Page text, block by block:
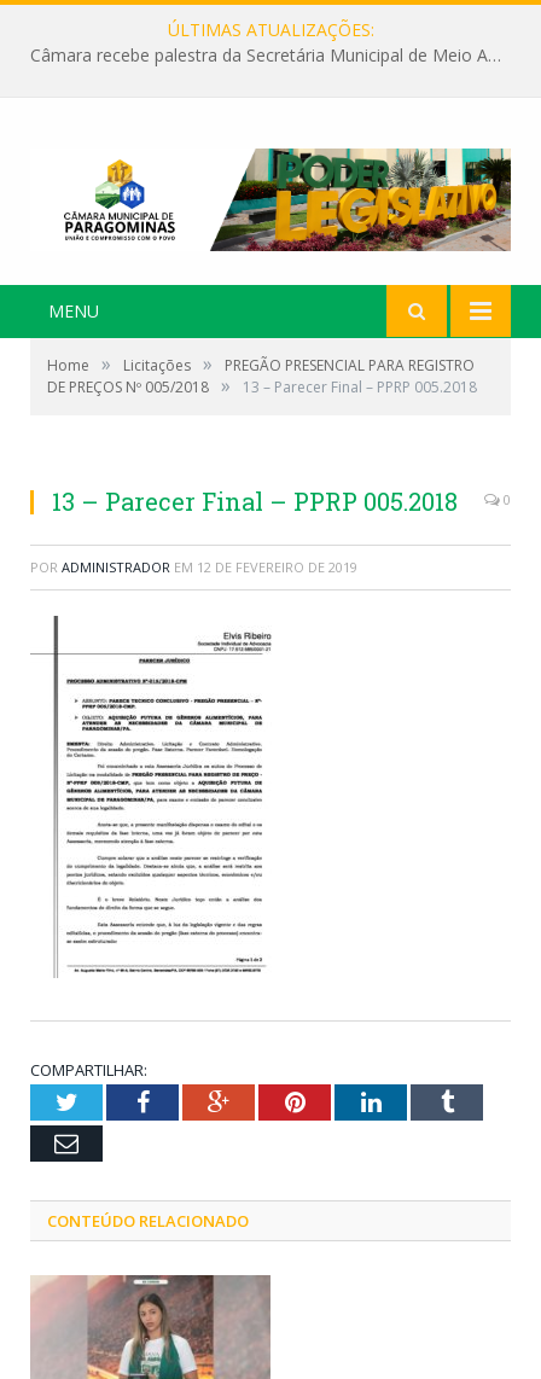
ÚLTIMAS ATUALIZAÇÕES:
Câmara recebe palestra da Secretária Municipal de Meio Ambiente sobre as ações da “SEMANA DO MEIO AMBIENTE”
MENU
Home » Licitações »
PREGÃO PRESENCIAL PARA REGISTRO
DE PREÇOS Nº 005/2018 » 13 – Parecer Final – PPRP 005.2018
13 – Parecer Final – PPRP 005.2018 0
POR ADMINISTRADOR EM 12 DE FEVEREIRO DE 2019
COMPARTILHAR:
TwitterFacebookGoogle+PinterestLinkedInTumblr
Email
CONTEÚDO RELACIONADO